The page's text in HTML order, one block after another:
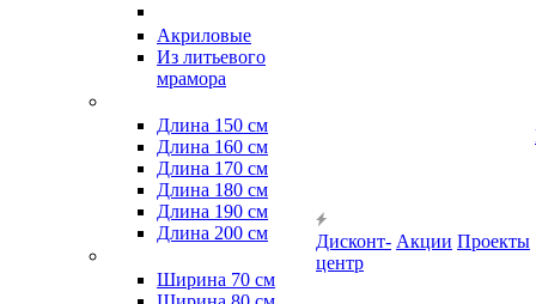
Акриловые
Из литьевого
мрамора
Длина 150 см
Длина 160 см
Длина 170 см
Длина 180 см
Длина 190 см
Длина 200 см
Ширина 70 см
Дисконт-
центр
Акции Проекты